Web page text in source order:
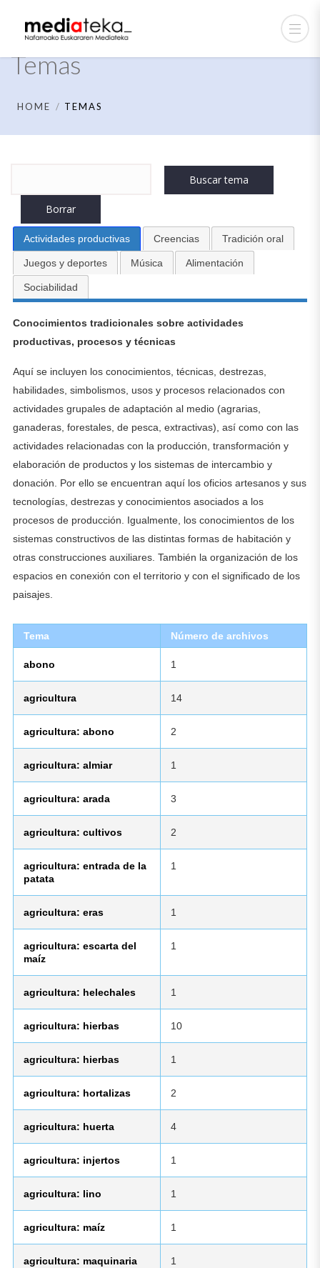
Temas
HOME TEMAS
Actividades productivas Creencias Tradición oral
Juegos y deportes Música Alimentación
Sociabilidad
Conocimientos tradicionales sobre actividades
productivas, procesos y técnicas
Aquí se incluyen los conocimientos, técnicas, destrezas,
habilidades, simbolismos, usos y procesos relacionados con
actividades grupales de adaptación al medio (agrarias,
ganaderas, forestales, de pesca, extractivas), así como con las
actividades relacionadas con la producción, transformación y
elaboración de productos y los sistemas de intercambio y
donación. Por ello se encuentran aquí los oficios artesanos y sus
tecnologías, destrezas y conocimientos asociados a los
procesos de producción. Igualmente, los conocimientos de los
sistemas constructivos de las distintas formas de habitación y
otras construcciones auxiliares. También la organización de los
espacios en conexión con el territorio y con el significado de los
paisajes.
Tema Número de archivos
abono 1
agricultura 14
agricultura: abono 2
agricultura: almiar 1
agricultura: arada 3
agricultura: cultivos 2
agricultura: entrada de la
patata
1
agricultura: eras 1
agricultura: escarta del
maíz
1
agricultura: helechales 1
agricultura: hierbas 10
agricultura: hierbas 1
agricultura: hortalizas 2
agricultura: huerta 4
agricultura: injertos 1
agricultura: lino 1
agricultura: maíz 1
agricultura: maquinaria 1